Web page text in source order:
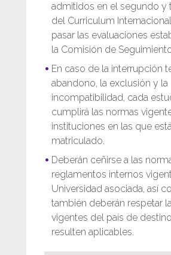
admitidos en el segundo y
del Curriculum
pasar las evaluaciones
la Comisión de
En caso de la interrupción
abandono, la exclusión y la
incompatibilidad, cada
cumplirá las normas
instituciones en las que
matriculado.
Deberán ceñirse a las
reglamentos internos
Universidad asociada, así
también deberán respetar
vigentes del país de
resulten aplicables.